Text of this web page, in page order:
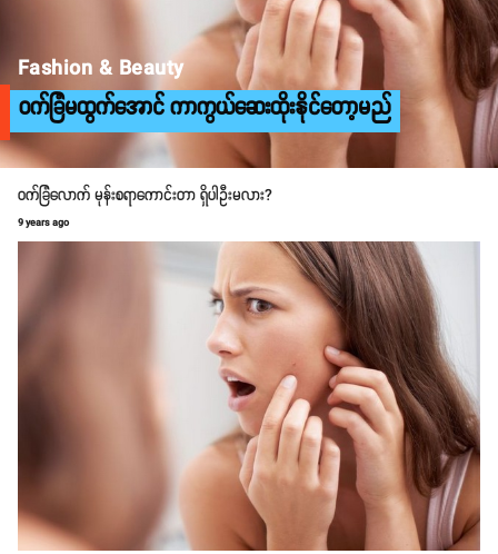
Fashion & Beauty
ဝက်ခြံမထွက်အောင် ကာကွယ်ဆေးထိုးနိုင်တော့မည်
ဝက်ခြံလောက် မုန်းစရာကောင်းတာ ရှိပါဦးမလား?
9 years ago